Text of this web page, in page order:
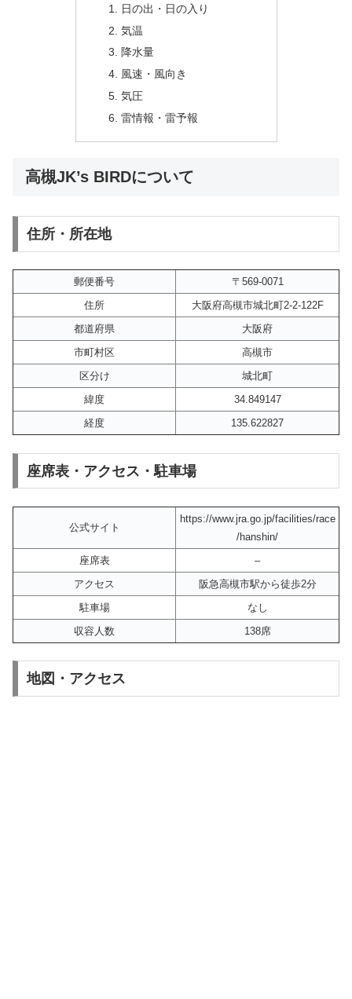
日の出・日の入り
気温
降水量
風速・風向き
気圧
雷情報・雷予報
高槻JK’s BIRDについて
住所・所在地
郵便番号
〒569-0071
住所
大阪府高槻市城北町2-2-122F
都道府県
大阪府
市町村区
高槻市
区分け
城北町
緯度
34.849147
経度
135.622827
座席表・アクセス・駐車場
公式サイト
https://www.jra.go.jp/facilities/race
/hanshin/
座席表
–
アクセス
阪急高槻市駅から徒歩2分
駐車場
なし
収容人数
138席
地図・アクセス